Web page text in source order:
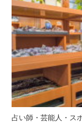
占い師・芸能人・ス